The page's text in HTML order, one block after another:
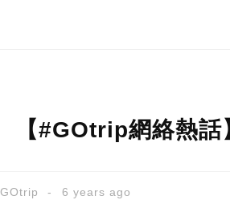
【#GOtrip網絡熱
GOtrip 6 years ago